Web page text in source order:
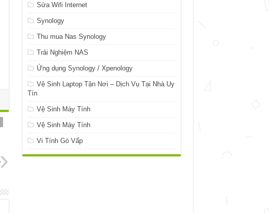
Sửa Wifi Internet
Synology
Thu mua Nas Synology
Trải Nghiệm NAS
Ứng dụng Synology / Xpenology
Vệ Sinh Laptop Tận Nơi – Dịch Vụ Tại Nhà Uy
Tín
Vệ Sinh Máy Tính
Vệ Sinh Máy Tính
Vi Tính Gò Vấp